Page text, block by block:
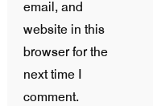
email, and
website in this
browser for the
next time I
comment.